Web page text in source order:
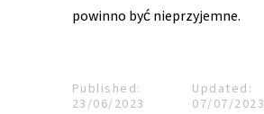
powinno być nieprzyjemne.
Published:
23/06/2023
Updated:
07/07/2023